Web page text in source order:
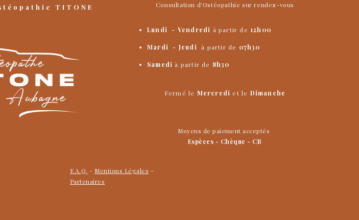
Consultation d'Ostéopathie sur rendez-vous
Lundi - Vendredi à partir de 12h00
​Mardi - Jeudi à partir de 07h30
Samedi à partir de 8h30
Fermé le Mercrediet le Dimanche
Moyens de paiement acceptés
Espèces - Chèque - CB
F.A.Q. - Mentions Légales -
Partenaires
TITONE